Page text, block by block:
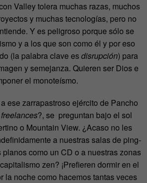
Valley tolera muchas razas, muchos
y muchas tecnologías, pero no
Y es peligroso porque sólo se
y a los que son como él y por eso
(la palabra clave esdisrupción) para
y semejanza. Quieren ser Dios e
el monoteísmo.
ese zarrapastroso ejército de Pancho
freelances?, se preguntan bajo el sol
o Mountain View. ¿Acaso no les
a nuestras salas de ping-
como un CD o a nuestras zonas
zen? ¡Prefieren dormir en el
la noche como hacemos tantas veces